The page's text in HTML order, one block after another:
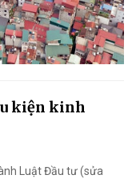
kiện kinh
Luật Đầu tư (sửa